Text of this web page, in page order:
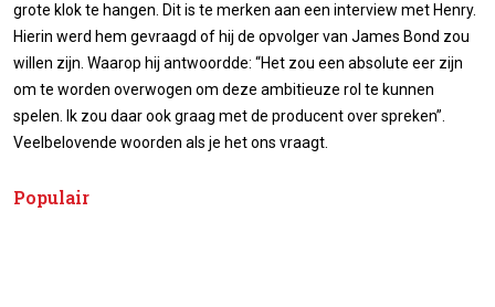
grote klok te hangen. Dit is te merken aan een interview met Henry.
Hierin werd hem gevraagd of hij de opvolger van James Bond zou
willen zijn. Waarop hij antwoordde: “Het zou een absolute eer zijn
om te worden overwogen om deze ambitieuze rol te kunnen
spelen. Ik zou daar ook graag met de producent over spreken”.
Veelbelovende woorden als je het ons vraagt.
Populair